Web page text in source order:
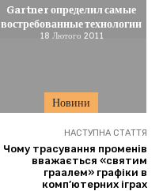
Новини
Gartner определил самые
востребованные технологии
18 Лютого 2011
НАСТУПНА СТАТТЯ
Чому трасування променів
вважається «святим
граалем» графіки в
комп’ютерних іграх